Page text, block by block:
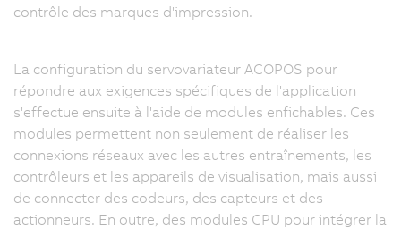
contrôle des marques d'impression.
La configuration du servovariateur ACOPOS pour
répondre aux exigences spécifiques de l'application
s'effectue ensuite à l'aide de modules enfichables. Ces
modules permettent non seulement de réaliser les
connexions réseaux avec les autres entraînements, les
contrôleurs et les appareils de visualisation, mais aussi
de connecter des codeurs, des capteurs et des
actionneurs. En outre, des modules CPU pour intégrer la